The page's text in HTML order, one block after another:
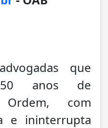
que
50 anos de
com
e ininterrupta